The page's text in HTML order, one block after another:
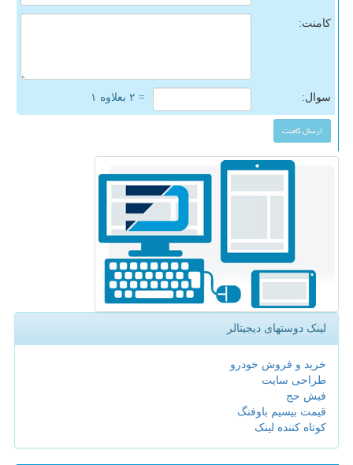
کامنت:
سوال: = ۲ بعلاوه ۱
لینک دوستهای دیجیتالر
خرید و فروش خودرو
طراحی سایت
فیش حج
قیمت بیسیم باوفنگ
کوتاه کننده لینک